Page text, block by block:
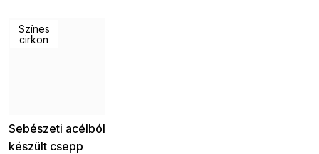
Színes
cirkon
Sebészeti acélból
készült csepp